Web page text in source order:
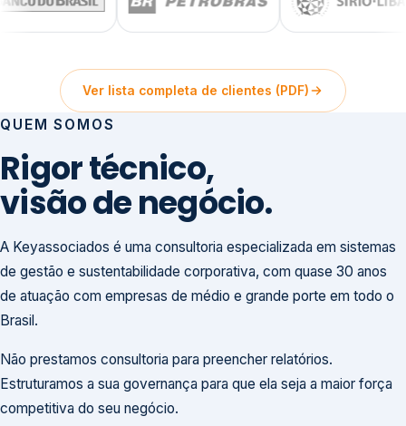
Ver lista completa de clientes (PDF)
QUEM SOMOS
Rigor técnico,
visão de negócio.
A Keyassociados é uma consultoria especializada em sistemas
de gestão e sustentabilidade corporativa, com quase 30 anos
de atuação com empresas de médio e grande porte em todo o
Brasil.
Não prestamos consultoria para preencher relatórios.
Estruturamos a sua governança para que ela seja a maior força
competitiva do seu negócio.